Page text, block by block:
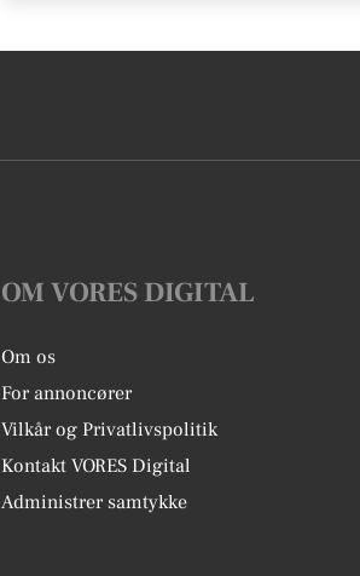
OM VORES DIGITAL
Om os
For annoncører
Vilkår og Privatlivspolitik
Kontakt VORES Digital
Administrer samtykke